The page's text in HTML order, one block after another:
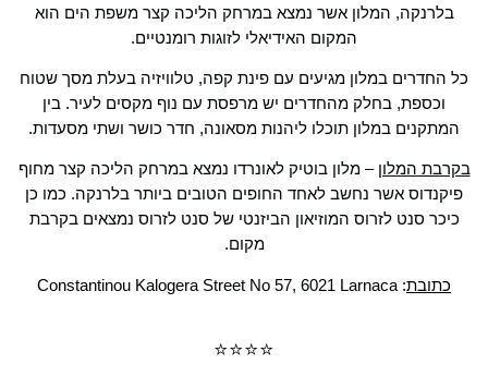
בלרנקה, המלון אשר נמצא במרחק הליכה קצר משפת הים הוא
המקום האידיאלי לזוגות רומנטיים.
כל החדרים במלון מגיעים עם פינת קפה, טלוויזיה בעלת מסך שטוח
וכספת, בחלק מהחדרים יש מרפסת עם נוף מקסים לעיר. בין
המתקנים במלון תוכלו ליהנות מסאונה, חדר כושר ושתי מסעדות.
בקרבת המלון – מלון בוטיק לאונרדו נמצא במרחק הליכה קצר מחוף
פיקנדוס אשר נחשב לאחד החופים הטובים ביותר בלרנקה. כמו כן
כיכר סנט לזרוס המוזיאון הביזנטי של סנט לזרוס נמצאים בקרבת
מקום.
כתובת:
Constantinou Kalogera Street No 57, 6021 Larnaca
⭐⭐⭐⭐